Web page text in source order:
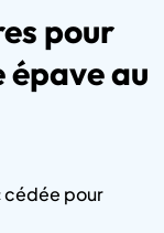
pour
au
cédée pour